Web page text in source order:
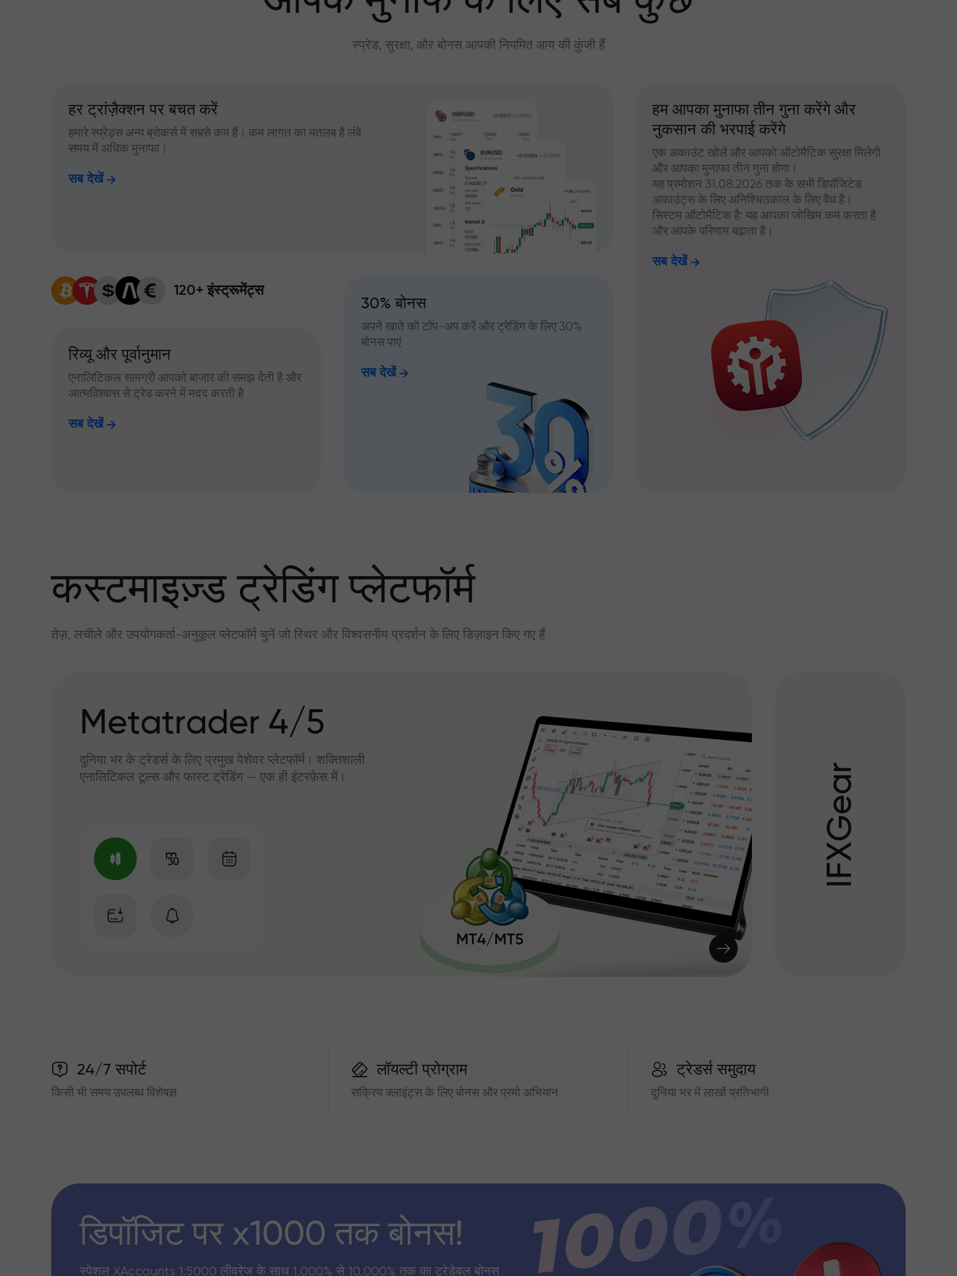
स्प्रेड, सुरक्षा, और बोनस आपकी नियमित आय की कुंजी हैं
हर ट्रांज़ैक्शन पर बचत करें
हमारे स्प्रेड्स अन्य ब्रोकर्स में सबसे कम हैं। कम लागत का मतलब है लंबे
समय में अधिक मुनाफा।
सब देखें
120+ इंस्ट्रूमेंट्स
रिव्यू और पूर्वानुमान
एनालिटिकल सामग्री आपको बाजार की समझ देती है और
आत्मविश्वास से ट्रेड करने में मदद करती है
सब देखें
30% बोनस
अपने खाते को टॉप-अप करें और ट्रेडिंग के लिए 30%
बोनस पाएं
सब देखें
हम आपका मुनाफा तीन गुना करेंगे और
नुकसान की भरपाई करेंगे
एक अकाउंट खोलें और आपको ऑटोमैटिक सुरक्षा मिलेगी
और आपका मुनाफा तीन गुना होगा।
यह प्रमोशन 31.08.2026 तक के सभी डिपॉजिटेड
अकाउंट्स के लिए अनिश्चितकाल के लिए वैध है।
सिस्टम ऑटोमैटिक है: यह आपका जोखिम कम करता है
और आपके परिणाम बढ़ाता है।
सब देखें
कस्टमाइज़्ड ट्रेडिंग प्लेटफॉर्म
तेज़, लचीले और उपयोगकर्ता-अनुकूल प्लेटफॉर्म चुनें जो स्थिर और विश्वसनीय प्रदर्शन के लिए डिज़ाइन किए गए हैं
Metatrader 4/5
दुनिया भर के ट्रेडर्स के लिए प्रमुख पेशेवर प्लेटफॉर्म। शक्तिशाली
एनालिटिकल टूल्स और फास्ट ट्रेडिंग — एक ही इंटरफ़ेस में।
I
F
X
G
e
a
r
24/7 सपोर्ट
किसी भी समय उपलब्ध विशेषज्ञ
लॉयल्टी प्रोग्राम
सक्रिय क्लाइंट्स के लिए बोनस और प्रमो अभियान
ट्रेडर्स समुदाय
दुनिया भर में लाखों प्रतिभागी
डिपॉजिट पर x1000 तक बोनस!
स्पेशल XAccounts 1:5000 लीवरेज के साथ 1,000% से 10,000% तक का ट्रेडेबल बोनस